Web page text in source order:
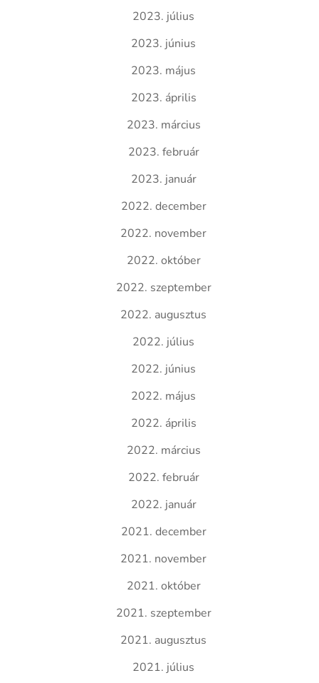
2023. július
2023. június
2023. május
2023. április
2023. március
2023. február
2023. január
2022. december
2022. november
2022. október
2022. szeptember
2022. augusztus
2022. július
2022. június
2022. május
2022. április
2022. március
2022. február
2022. január
2021. december
2021. november
2021. október
2021. szeptember
2021. augusztus
2021. július